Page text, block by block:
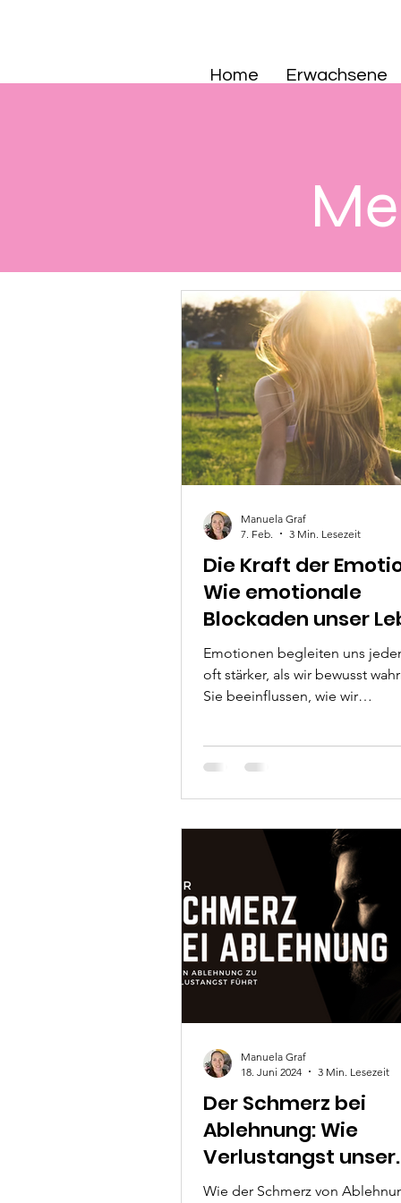
Home Erwachsene
Die Kraft der
Wie emotionale
Blockaden unser
steuern
Emotionen begleiten uns
oft stärker, als wir bewusst
Sie beeinflussen, wie wir
wir uns körperlich fühlen. Sie
Beziehungen und sogar den
meinem ganzheitlichen
Hypnose, Timeline- und
werden alte Muster sanft
mehr innere Ruhe, Klarheit,
Selbstvertrauen und
Manuela Graf
7. Feb.
3 Min. Lesezeit
Der Schmerz bei
Ablehnung: Wie
Verlustangst unser
Verhalten
Wie der Schmerz von
Manuela Graf
18. Juni 2024
3 Min. Lesezeit